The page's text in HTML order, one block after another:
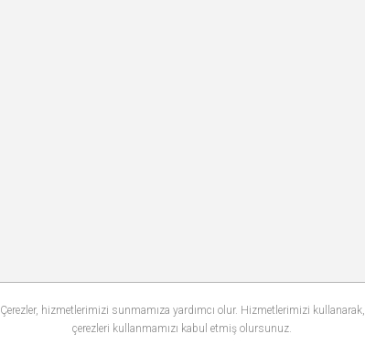
Çerezler, hizmetlerimizi sunmamıza yardımcı olur. Hizmetlerimizi kullanarak,
çerezleri kullanmamızı kabul etmiş olursunuz.